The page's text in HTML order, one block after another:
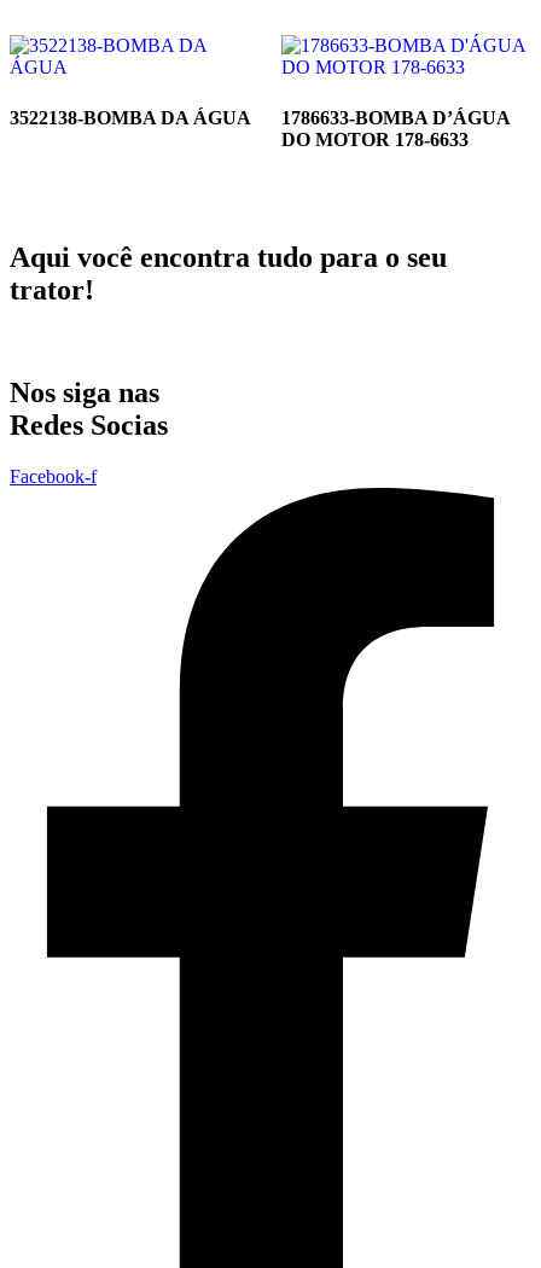
3522138-BOMBA DA ÁGUA
1786633-BOMBA D’ÁGUA
DO MOTOR 178-6633
Aqui você encontra tudo para o seu
trator!
Nos siga nas
Redes Socias
Facebook-f